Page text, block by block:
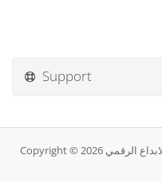
Support